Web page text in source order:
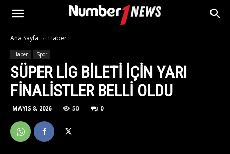
Ana Sayfa Haber
Haber Spor
SÜPER LIG BILETI IÇIN YARI
FINALISTLER BELLI OLDU
MAYIS 8, 2026 50 0